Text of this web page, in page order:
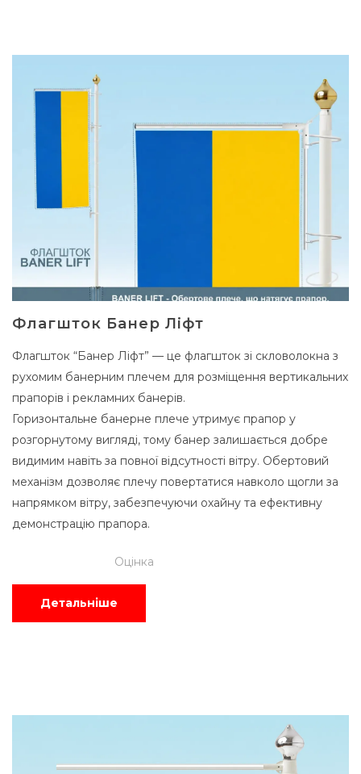
Флагшток Банер Ліфт
Флагшток “Банер Ліфт” — це флагшток зі скловолокна з
рухомим банерним плечем для розміщення вертикальних
прапорів і рекламних банерів.
Горизонтальне банерне плече утримує прапор у
розгорнутому вигляді, тому банер залишається добре
видимим навіть за повної відсутності вітру. Обертовий
механізм дозволяє плечу повертатися навколо щогли за
напрямком вітру, забезпечуючи охайну та ефективну
демонстрацію прапора.
Оцінка
Детальніше